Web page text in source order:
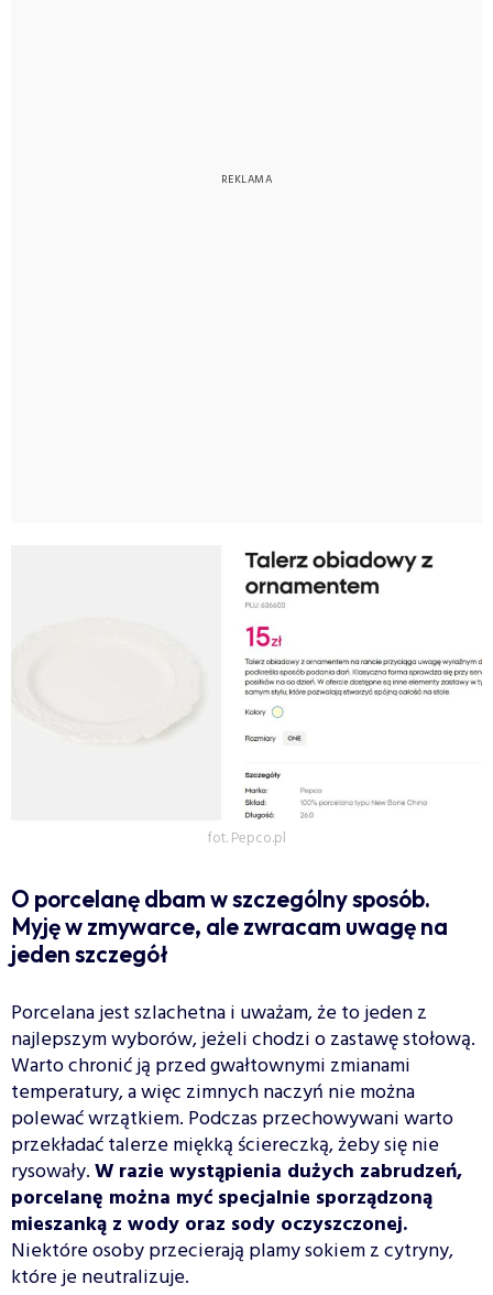
fot. Pepco.pl
O porcelanę dbam w szczególny sposób.
Myję w zmywarce, ale zwracam uwagę na
jeden szczegół
Porcelana jest szlachetna i uważam, że to jeden z
najlepszym wyborów, jeżeli chodzi o zastawę stołową.
Warto chronić ją przed gwałtownymi zmianami
temperatury, a więc zimnych naczyń nie można
polewać wrzątkiem. Podczas przechowywani warto
przekładać talerze miękką ściereczką, żeby się nie
rysowały.W razie wystąpienia dużych zabrudzeń,
porcelanę można myć specjalnie sporządzoną
mieszanką z wody oraz sody oczyszczonej.
Niektóre osoby przecierają plamy sokiem z cytryny,
które je neutralizuje.